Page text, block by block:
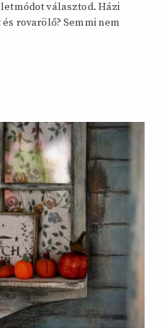
választod. Házi
rovarölő? Semmi nem